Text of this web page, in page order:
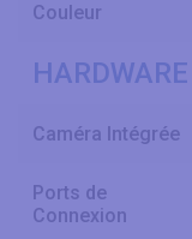
Couleur
HARDWARE
Caméra Intégrée
Ports de
Connexion